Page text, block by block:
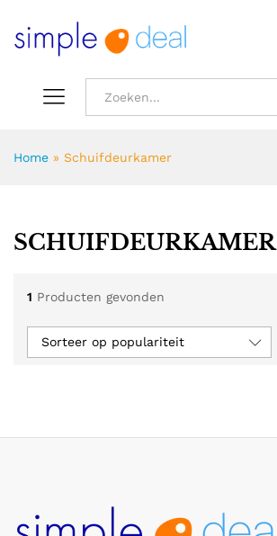
Home » Schuifdeurkamer
SCHUIFDEURKAMER
1 Producten gevonden
Sorteer op populariteit